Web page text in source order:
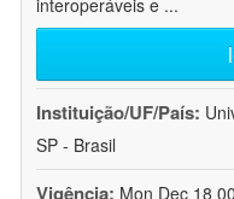
interoperáveis e ...
Instituição/UF/País:
SP - Brasil
Vigência: Mon Dec 18